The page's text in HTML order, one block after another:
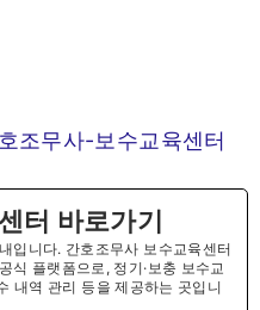
무사-보수교육센터
터 바로가기
입니다. 간호조무사 보수교육센터
식 플랫폼으로, 정기·보충 보수교
내역 관리 등을 제공하는 곳입니